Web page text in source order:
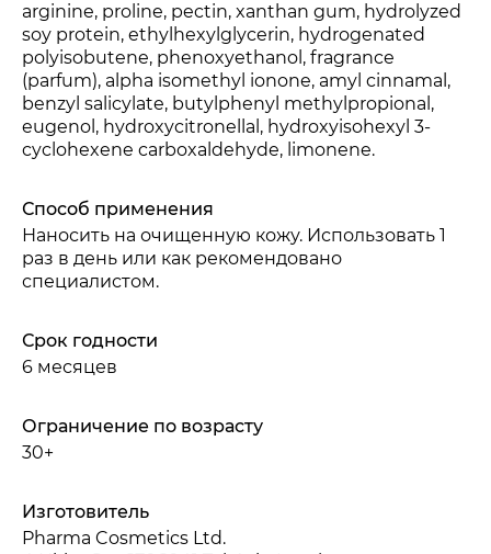
Минеральные соли и микроэлементы
Фитопротеины пшеницы и сои
arginine, proline, pectin, xanthan gum, hydrolyzed
soy protein, ethylhexylglycerin, hydrogenated
polyisobutene, phenoxyethanol, fragrance
(parfum), alpha isomethyl ionone, amyl cinnamal,
benzyl salicylate, butylphenyl methylpropional,
eugenol, hydroxycitronellal, hydroxyisohexyl 3-
cyclohexene carboxaldehyde, limonene.
Способ применения
Наносить на очищенную кожу. Использовать 1
раз в день или как рекомендовано
специалистом.
Срок годности
6 месяцев
Ограничение по возрасту
30+
Изготовитель
Pharma Cosmetics Ltd.